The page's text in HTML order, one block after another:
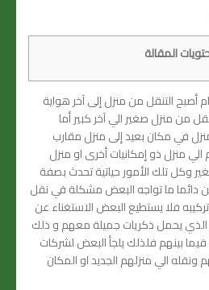
المقالة
أصبح التنقل من منزل إلى آخر هواية
من منزل صغير الي آخر كبير أما
في مكان بعيد إلى منزل مقارب
الي منزل ذو إمكانيات أخرى او منزل
وكل تلك الأمور حياتية تحدث بصفة
دائما ما تواجه البعض مشكلة في نقل
فلا يستطيع البعض الاستغناء عن
الذي يحمل ذكريات جميلة معهم و ذلك
بينهم فلذلك يلجأ البعض لشركات
الي منزلهم الجديد او المكان